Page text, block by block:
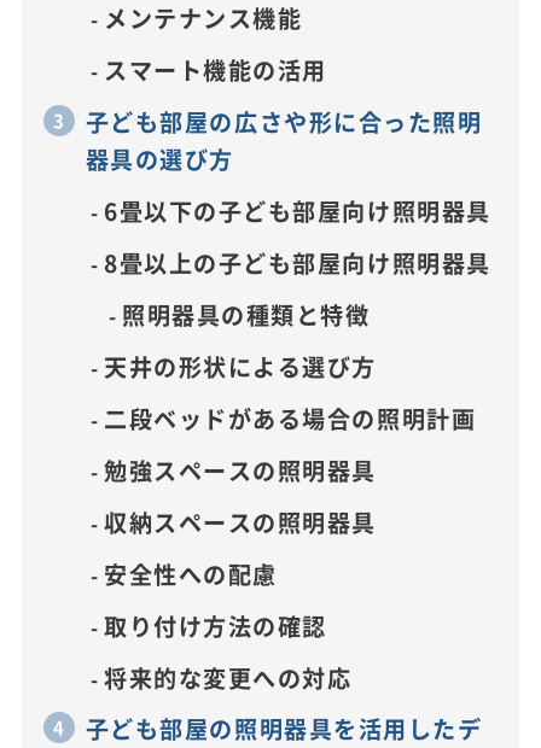
メンテナンス機能
スマート機能の活用
子ども部屋の広さや形に合った照明
器具の選び方
6畳以下の子ども部屋向け照明器具
8畳以上の子ども部屋向け照明器具
照明器具の種類と特徴
天井の形状による選び方
二段ベッドがある場合の照明計画
勉強スペースの照明器具
収納スペースの照明器具
安全性への配慮
取り付け方法の確認
将来的な変更への対応
子ども部屋の照明器具を活用したデ